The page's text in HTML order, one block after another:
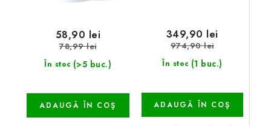
În stoc (>5 buc.)
58,90 lei
78,99 lei
ADAUGĂ ÎN COŞ
În stoc (1 buc.)
349,90 lei
974,90 lei
ADAUGĂ ÎN COŞ